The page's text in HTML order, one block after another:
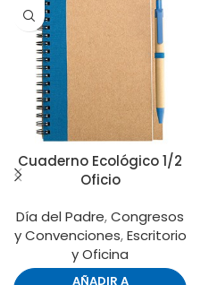
Cuaderno Ecológico 1/2
Oficio
Día del Padre,Congresos
y Convenciones,Escritorio
y Oficina
AÑADIR A